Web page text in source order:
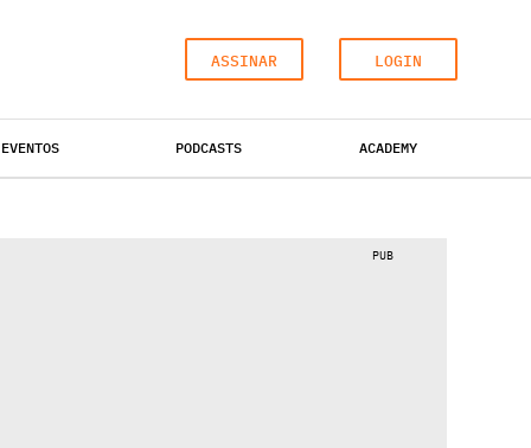
ASSINAR LOGIN
EVENTOS PODCASTS ACADEMY
PUB